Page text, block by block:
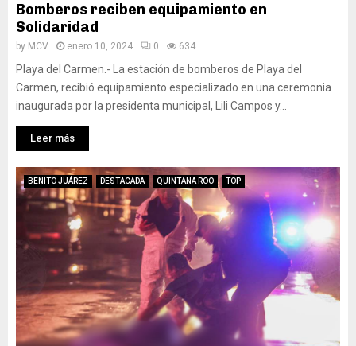
Bomberos reciben equipamiento en
Solidaridad
by MCV enero 10, 2024 0 634
Playa del Carmen.- La estación de bomberos de Playa del
Carmen, recibió equipamiento especializado en una ceremonia
inaugurada por la presidenta municipal, Lili Campos y...
Leer más
BENITO JUÁREZ DESTACADA QUINTANA ROO TOP